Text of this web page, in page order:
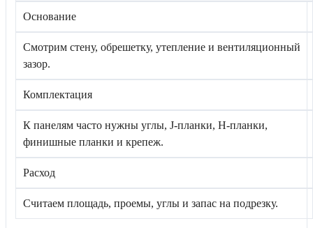
Основание
Смотрим стену, обрешетку, утепление и вентиляционный
зазор.
Комплектация
К панелям часто нужны углы, J-планки, H-планки,
финишные планки и крепеж.
Расход
Считаем площадь, проемы, углы и запас на подрезку.